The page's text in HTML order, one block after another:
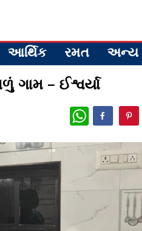
આર્થિક રમત અન્ય
– ઈશ્વર્યા
WhatsApp